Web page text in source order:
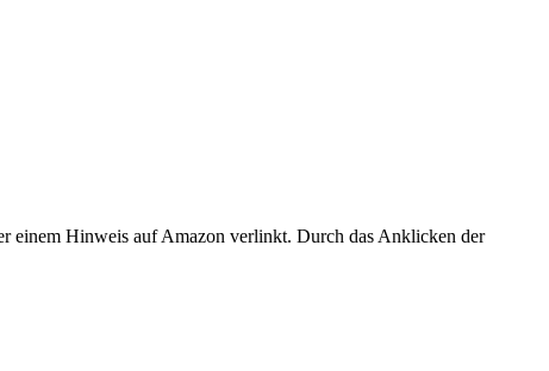
einem Hinweis auf Amazon verlinkt. Durch das Anklicken der